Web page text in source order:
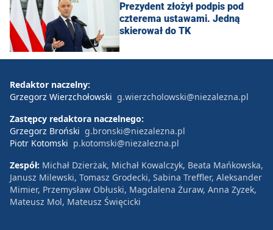
Prezydent złożył podpis pod
czterema ustawami. Jedną
skierował do TK
Redaktor naczelny:
Grzegorz Wierzchołowski g.wierzcholowski@niezalezna.pl
Zastępcy redaktora naczelnego:
Grzegorz Broński g.bronski@niezalezna.pl
Piotr Kotomski p.kotomski@niezalezna.pl
Zespół: Michał Dzierżak, Michał Kowalczyk, Beata Mańkowska,
Janusz Milewski, Tomasz Grodecki, Sabina Treffler, Aleksander
Mimier, Przemysław Obłuski, Magdalena Żuraw, Anna Zyzek,
Mateusz Mol, Mateusz Święcicki